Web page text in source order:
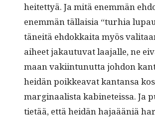
heit­et­tyä. Ja mitä enem­män
enem­män täl­laisia “turhia
täneitä ehdokkai­ta myös
aiheet jakau­tu­vat laa­jalle, ne
maan vaki­in­tunut­ta johdon
hei­dän poikkea­vat kan­tansa
mar­gin­aal­ista kabi­neteis­sa. Ja
tietää, että hei­dän hajaääniä